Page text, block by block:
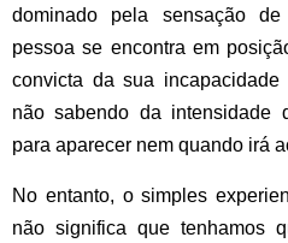
dominado pela sensação
pessoa se encontra em
convicta da sua
não sabendo da intensidade
para aparecer nem quando irá
No entanto, o simples
não significa que tenhamos